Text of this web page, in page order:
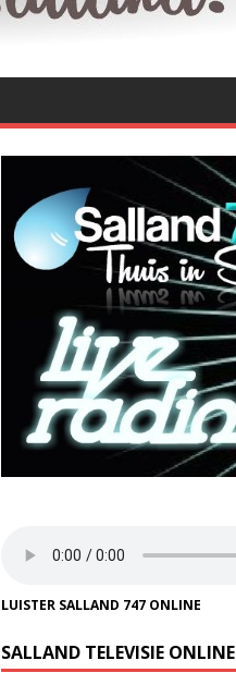
LUISTER SALLAND 747 ONLINE
SALLAND TELEVISIE ONLINE